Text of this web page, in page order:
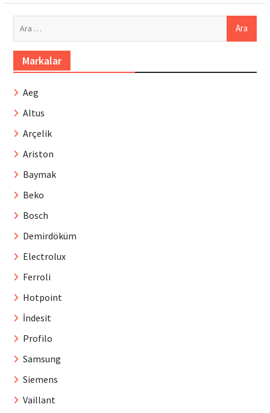
Markalar
Aeg
Altus
Arçelik
Ariston
Baymak
Beko
Bosch
Demirdöküm
Electrolux
Ferroli
Hotpoint
İndesit
Profilo
Samsung
Siemens
Vaillant